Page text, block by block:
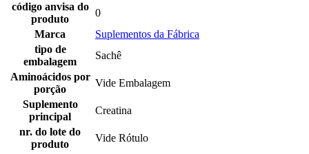
código anvisa do
produto
0
Marca
Suplementos da Fábrica
tipo de
embalagem
Sachê
Aminoácidos por
porção
Vide Embalagem
Suplemento
principal
Creatina
nr. do lote do
produto
Vide Rótulo